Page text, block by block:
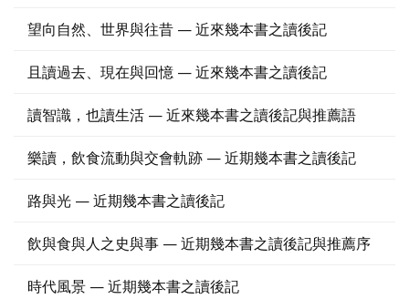
望向自然、世界與往昔 — 近來幾本書之讀後記
且讀過去、現在與回憶 — 近來幾本書之讀後記
讀智識，也讀生活 — 近來幾本書之讀後記與推薦語
樂讀，飲食流動與交會軌跡 — 近期幾本書之讀後記
路與光 — 近期幾本書之讀後記
飲與食與人之史與事 — 近期幾本書之讀後記與推薦序
時代風景 — 近期幾本書之讀後記